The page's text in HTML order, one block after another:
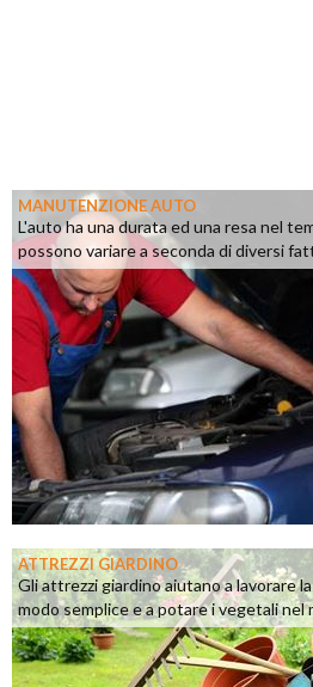
MANUTENZIONE AUTO
L'auto ha una durata ed una resa nel
possono variare a seconda di diversi
ATTREZZI GIARDINO
Gli attrezzi giardino aiutano a lavorare
modo semplice e a potare i vegetali nel